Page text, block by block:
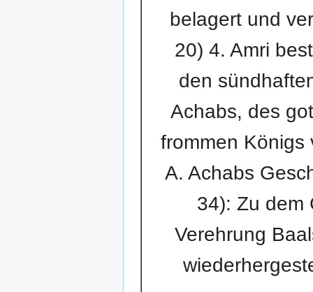
belagert und
20) 4. Amri
den
Achabs, des
frommen Königs
A. Achabs
34): Zu dem
Verehrung